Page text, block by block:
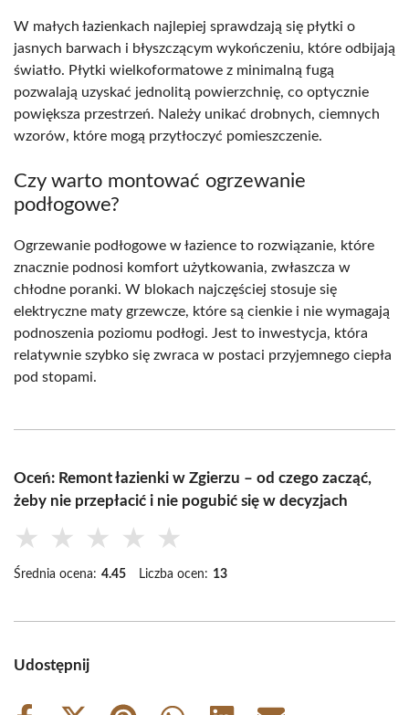
W małych łazienkach najlepiej sprawdzają się płytki o
jasnych barwach i błyszczącym wykończeniu, które odbijają
światło. Płytki wielkoformatowe z minimalną fugą
pozwalają uzyskać jednolitą powierzchnię, co optycznie
powiększa przestrzeń. Należy unikać drobnych, ciemnych
wzorów, które mogą przytłoczyć pomieszczenie.
Czy warto montować ogrzewanie
podłogowe?
Ogrzewanie podłogowe w łazience to rozwiązanie, które
znacznie podnosi komfort użytkowania, zwłaszcza w
chłodne poranki. W blokach najczęściej stosuje się
elektryczne maty grzewcze, które są cienkie i nie wymagają
podnoszenia poziomu podłogi. Jest to inwestycja, która
relatywnie szybko się zwraca w postaci przyjemnego ciepła
pod stopami.
Oceń: Remont łazienki w Zgierzu – od czego zacząć,
żeby nie przepłacić i nie pogubić się w decyzjach
★ ★ ★ ★ ★
Średnia ocena: 4.45 Liczba ocen: 13
Udostępnij